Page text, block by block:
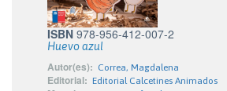
ISBN 978-956-412-007-2
Huevo azul
Autor(es): Correa, Magdalena
Editorial: Editorial Calcetines Animados